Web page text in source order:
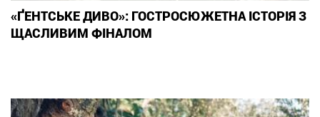
«ҐЕНТСЬКЕ ДИВО»: ГОСТРОСЮЖЕТНА ІСТОРІЯ З
ЩАСЛИВИМ ФІНАЛОМ